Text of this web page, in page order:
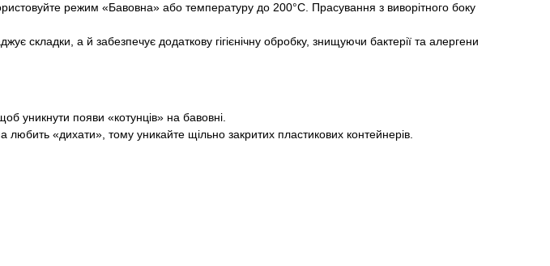
режим «Бавовна» або температуру до 200°С. Прасування з виворітного боку
а й забезпечує додаткову гігієнічну обробку, знищуючи бактерії та алергени
уникнути появи «котунців» на бавовні.
«дихати», тому уникайте щільно закритих пластикових контейнерів.